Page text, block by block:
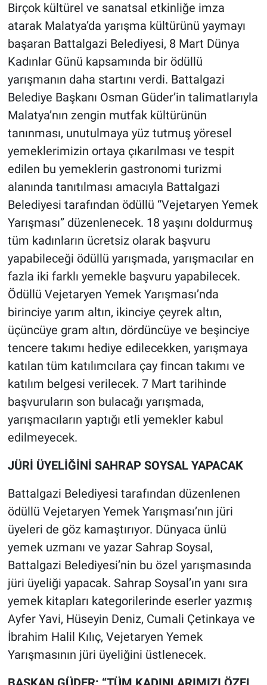
Birçok kültürel ve sanatsal etkinliğe imza
atarak Malatya’da yarışma kültürünü yaymayı
başaran Battalgazi Belediyesi, 8 Mart Dünya
Kadınlar Günü kapsamında bir ödüllü
yarışmanın daha startını verdi. Battalgazi
Belediye Başkanı Osman Güder’in talimatlarıyla
Malatya’nın zengin mutfak kültürünün
tanınması, unutulmaya yüz tutmuş yöresel
yemeklerimizin ortaya çıkarılması ve tespit
edilen bu yemeklerin gastronomi turizmi
alanında tanıtılması amacıyla Battalgazi
Belediyesi tarafından ödüllü “Vejetaryen Yemek
Yarışması” düzenlenecek. 18 yaşını doldurmuş
tüm kadınların ücretsiz olarak başvuru
yapabileceği ödüllü yarışmada, yarışmacılar en
fazla iki farklı yemekle başvuru yapabilecek.
Ödüllü Vejetaryen Yemek Yarışması’nda
birinciye yarım altın, ikinciye çeyrek altın,
üçüncüye gram altın, dördüncüye ve beşinciye
tencere takımı hediye edilecekken, yarışmaya
katılan tüm katılımcılara çay fincan takımı ve
katılım belgesi verilecek. 7 Mart tarihinde
başvuruların son bulacağı yarışmada,
yarışmacıların yaptığı etli yemekler kabul
edilmeyecek.
JÜRİ ÜYELİĞİNİ SAHRAP SOYSAL YAPACAK
Battalgazi Belediyesi tarafından düzenlenen
ödüllü Vejetaryen Yemek Yarışması’nın jüri
üyeleri de göz kamaştırıyor. Dünyaca ünlü
yemek uzmanı ve yazar Sahrap Soysal,
Battalgazi Belediyesi’nin bu özel yarışmasında
jüri üyeliği yapacak. Sahrap Soysal’ın yanı sıra
yemek kitapları kategorilerinde eserler yazmış
Ayfer Yavi, Hüseyin Deniz, Cumali Çetinkaya ve
İbrahim Halil Kılıç, Vejetaryen Yemek
Yarışmasının jüri üyeliğini üstlenecek.